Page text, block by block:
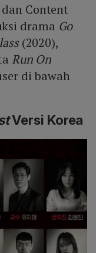
Content
drama Go
(2020),
Run On
di bawah
Versi Korea